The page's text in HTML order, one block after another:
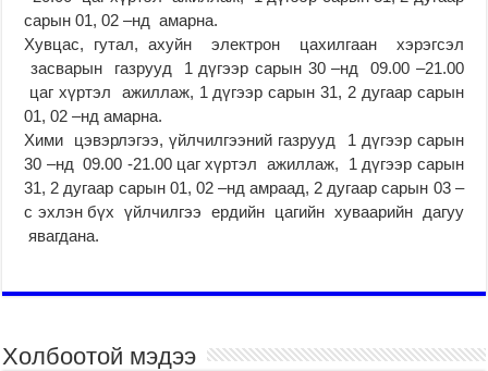
сарын 01, 02 –нд амарна.
Хувцас, гутал, ахуйн электрон цахилгаан хэрэгсэл
засварын газрууд 1 дүгээр сарын 30 –нд 09.00 –21.00
цаг хүртэл ажиллаж, 1 дүгээр сарын 31, 2 дугаар сарын
01, 02 –нд амарна.
Хими цэвэрлэгээ, үйлчилгээний газрууд 1 дүгээр сарын
30 –нд 09.00 -21.00 цаг хүртэл ажиллаж, 1 дүгээр сарын
31, 2 дугаар сарын 01, 02 –нд амраад, 2 дугаар сарын 03 –
с эхлэн бүх үйлчилгээ ердийн цагийн хуваарийн дагуу
явагдана.
Холбоотой мэдээ